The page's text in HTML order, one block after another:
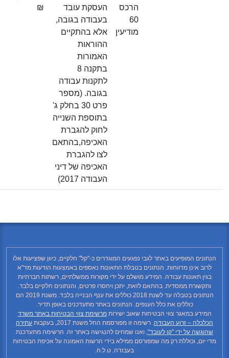
העסקת עובד
בעבודה בגובה,
אלא בהתקיים
האמורות
בתקנה 8
לתקנות עבודה
בגובה. (מספר
פרט 30 בחלק ג'
בתוספת השנייה
לחוק להגברת
האכיפה,בהתאם
לצו להגברת
האכיפה של דיני
₪
המופיעים באתר לגבי נפגעים המוגדרים כ-"קל" חלקיים, כיוון שפציעות אלו
אינן מדווחות. הנתונים בטבלת התאונות נאספים באמצעות הודעות מד"א
תאונות עבודה. המידע מושלם על ידי מקורות ממשלתיים, רשתות חברתיות
ממסדית. בהתאם לזאת, יתכן ויחסרו פרטים, והנתונים חלקיים בלבד.
הנתונים בטבלה עד לשנת 2018 כוללים את ענף הבנייה בלבד. משנת 2019 הם
כוללים את כלל הענפים. הנתונים באתר מתעדכנים באופן תדיר.
במאגר צווי הבטיחות שאוב ישירותמרשימת צווי הבטיחות באתר משרד
– זרוע העבודה. רשימה זו מפורסמת החל משנת 2017, בעקבות
עתירה
על ידי "קו לעובד", ואנו שמחים להנגישה באתר זה. הרשימה מתעדכנת
וכוללת רק מה שמפורסם ממילא בידי הרשות האמונה על אכיפת הבטיחות
בעבודה. ט.ל.ח.